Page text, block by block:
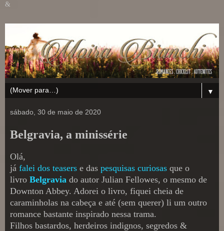
&
▼
sábado, 30 de maio de 2020
Belgravia, a minissérie
Olá,
já falei dos teasers e das pesquisas curiosas que o
livro Belgravia do autor Julian Fellowes, o mesmo de
Downton Abbey. Adorei o livro, fiquei cheia de
caraminholas na cabeça e até (sem querer) li um outro
romance bastante inspirado nessa trama.
Filhos bastardos, herdeiros indignos, segredos &